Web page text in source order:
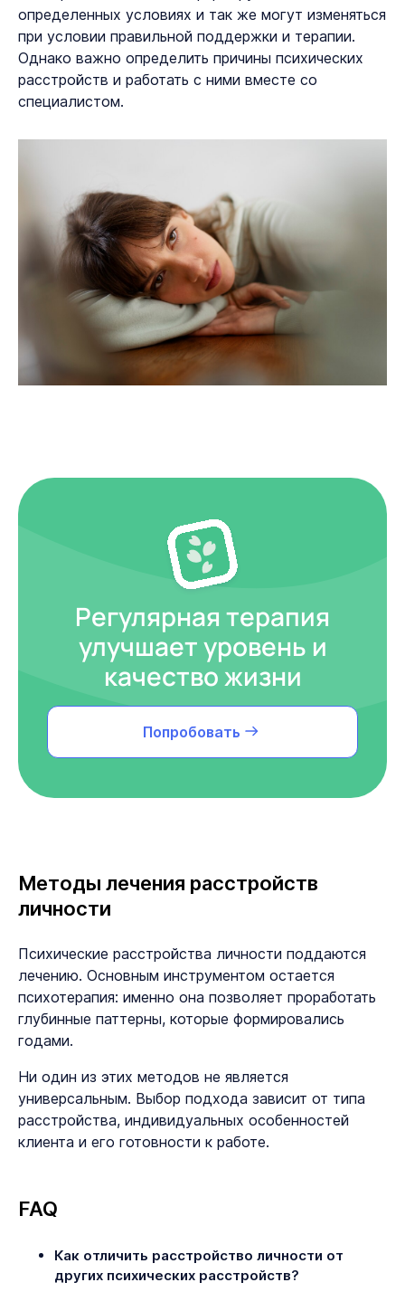
определенных условиях и так же могут изменяться
при условии правильной поддержки и терапии.
Однако важно определить причины психических
расстройств и работать с ними вместе со
специалистом.
Регулярная терапия
улучшает уровень и
качество жизни
Попробовать
Методы лечения расстройств
личности
Психические расстройства личности поддаются
лечению. Основным инструментом остается
психотерапия: именно она позволяет проработать
глубинные паттерны, которые формировались
годами.
Ни один из этих методов не является
универсальным. Выбор подхода зависит от типа
расстройства, индивидуальных особенностей
клиента и его готовности к работе.
FAQ
Как отличить расстройство личности от
других психических расстройств?